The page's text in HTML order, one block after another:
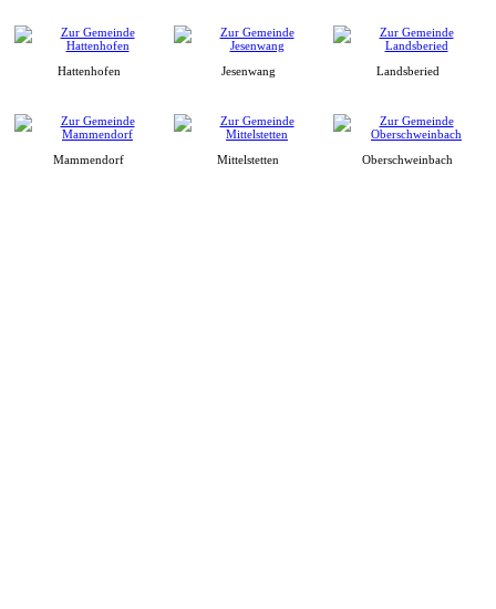
Hattenhofen Jesenwang Landsberied
Mammendorf Mittelstetten Oberschweinbach